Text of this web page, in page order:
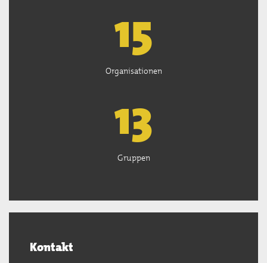
15
Organisationen
13
Gruppen
Kontakt